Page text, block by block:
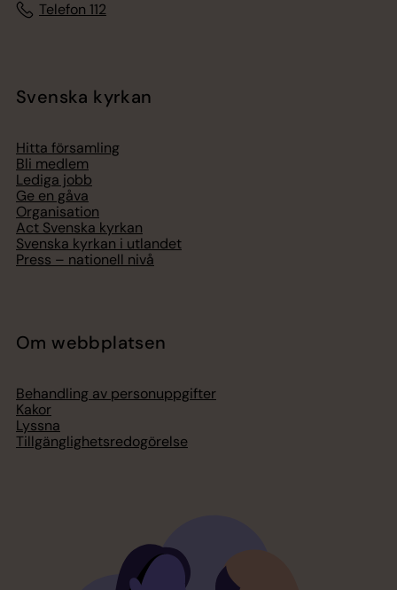
Telefon 112
Svenska kyrkan
Hitta församling
Bli medlem
Lediga jobb
Ge en gåva
Organisation
Act Svenska kyrkan
Svenska kyrkan i utlandet
Press – nationell nivå
Om webbplatsen
Behandling av personuppgifter
Kakor
Lyssna
Tillgänglighetsredogörelse